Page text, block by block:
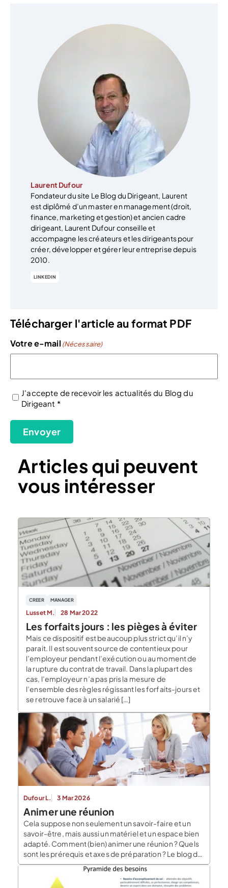
Laurent Dufour
Fondateur du site Le Blog du Dirigeant, Laurent
est diplômé d’un master en management (droit,
finance, marketing et gestion) et ancien cadre
dirigeant, Laurent Dufour conseille et
accompagne les créateurs et les dirigeants pour
créer, développer et gérer leur entreprise depuis
2010.
LINKEDIN
Télécharger l'article au format PDF
Votre e-mail (Nécessaire)
(Nécessaire)
J'accepte de recevoir les actualités du Blog du
Dirigeant *
Envoyer
Articles qui peuvent
vous intéresser
CREER MANAGER
Lusset M. 28 Mar 2022
Les forfaits jours : les pièges à éviter
Mais ce dispositif est beaucoup plus strict qu’il n’y
parait. Il est souvent source de contentieux pour
l’employeur pendant l’exécution ou au moment de
la rupture du contrat de travail. Dans la plupart des
cas, l’employeur n’a pas pris la mesure de
l’ensemble des règles régissant les forfaits-jours et
se retrouve face à un salarié […]
Dufour L. 3 Mar 2026
Animer une réunion
Cela suppose non seulement un savoir-faire et un
savoir-être, mais aussi un matériel et un espace bien
adapté. Comment (bien) animer une réunion ? Quels
sont les prérequis et axes de préparation ? Le blog du
dirigeant vous donne ses astuces. Fixer le cadre de
votre réunion (en détail) L’animateur qui souhaite
organiser une réunion […]